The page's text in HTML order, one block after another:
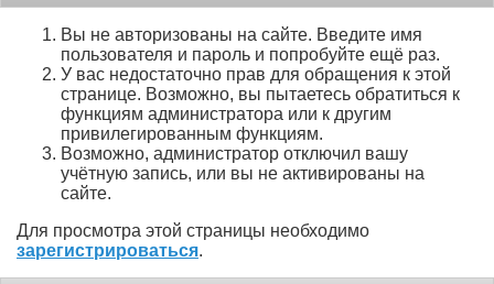
Вы не авторизованы на сайте. Введите имя
пользователя и пароль и попробуйте ещё раз.
У вас недостаточно прав для обращения к этой
странице. Возможно, вы пытаетесь обратиться к
функциям администратора или к другим
привилегированным функциям.
Возможно, администратор отключил вашу
учётную запись, или вы не активированы на
сайте.
Для просмотра этой страницы необходимо
зарегистрироваться.